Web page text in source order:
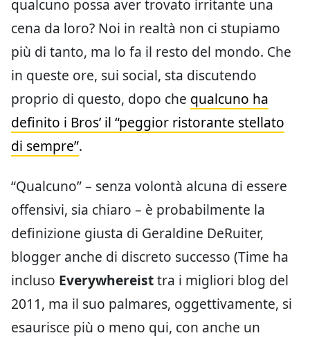
qualcuno possa aver trovato irritante una
cena da loro? Noi in realtà non ci stupiamo
più di tanto, ma lo fa il resto del mondo. Che
in queste ore, sui social, sta discutendo
proprio di questo, dopo che qualcuno ha
definito i Bros’ il “peggior ristorante stellato
di sempre”.
“Qualcuno” – senza volontà alcuna di essere
offensivi, sia chiaro – è probabilmente la
definizione giusta di Geraldine DeRuiter,
blogger anche di discreto successo (Time ha
incluso Everywhereisttra i migliori blog del
2011, ma il suo palmares, oggettivamente, si
esaurisce più o meno qui, con anche un